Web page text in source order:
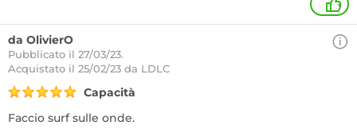
+
da OlivierO
Pubblicato il 27/03/23.
Acquistato il 25/02/23 da LDLC
Capacità
Faccio surf sulle onde.